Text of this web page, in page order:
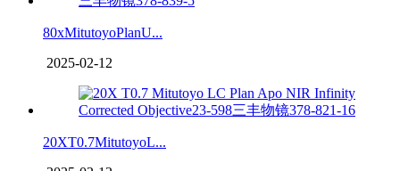
80xMitutoyoPlanU...
2025-02-12
20XT0.7MitutoyoL...